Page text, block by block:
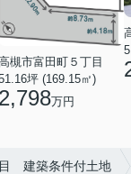
槻市富田町５丁目
坪 (169.15㎡)
2,798万円
建築条件付土地